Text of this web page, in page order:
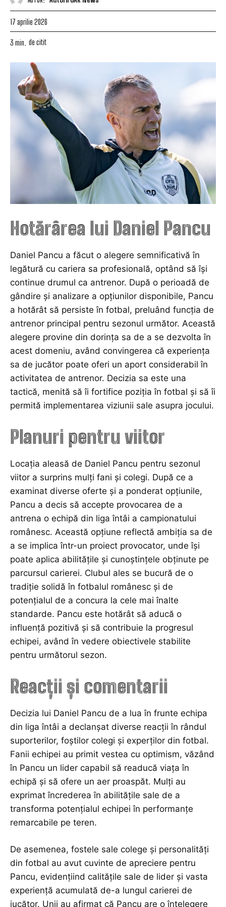
17 aprilie 2026
3 min. de citit
Hotărârea lui Daniel Pancu
Daniel Pancu a făcut o alegere semnificativă în
legătură cu cariera sa profesională, optând să își
continue drumul ca antrenor. După o perioadă de
gândire și analizare a opțiunilor disponibile, Pancu
a hotărât să persiste în fotbal, preluând funcția de
antrenor principal pentru sezonul următor. Această
alegere provine din dorința sa de a se dezvolta în
acest domeniu, având convingerea că experiența
sa de jucător poate oferi un aport considerabil în
activitatea de antrenor. Decizia sa este una
tactică, menită să îi fortifice poziția în fotbal și să îi
permită implementarea viziunii sale asupra jocului.
Planuri pentru viitor
Locația aleasă de Daniel Pancu pentru sezonul
viitor a surprins mulți fani și colegi. După ce a
examinat diverse oferte și a ponderat opțiunile,
Pancu a decis să accepte provocarea de a
antrena o echipă din liga întâi a campionatului
românesc. Această opțiune reflectă ambiția sa de
a se implica într-un proiect provocator, unde își
poate aplica abilitățile și cunoștințele obținute pe
parcursul carierei. Clubul ales se bucură de o
tradiție solidă în fotbalul românesc și de
potențialul de a concura la cele mai înalte
standarde. Pancu este hotărât să aducă o
influență pozitivă și să contribuie la progresul
echipei, având în vedere obiectivele stabilite
pentru următorul sezon.
Reacții și comentarii
Decizia lui Daniel Pancu de a lua în frunte echipa
din liga întâi a declanșat diverse reacții în rândul
suporterilor, foștilor colegi și experților din fotbal.
Fanii echipei au primit vestea cu optimism, văzând
în Pancu un lider capabil să readucă viața în
echipă și să ofere un aer proaspăt. Mulți au
exprimat încrederea în abilitățile sale de a
transforma potențialul echipei în performanțe
remarcabile pe teren.
De asemenea, fostele sale colege și personalități
din fotbal au avut cuvinte de apreciere pentru
Pancu, evidențiind calitățile sale de lider și vasta
experiență acumulată de-a lungul carierei de
jucător. Unii au afirmat că Pancu are o înțelegere